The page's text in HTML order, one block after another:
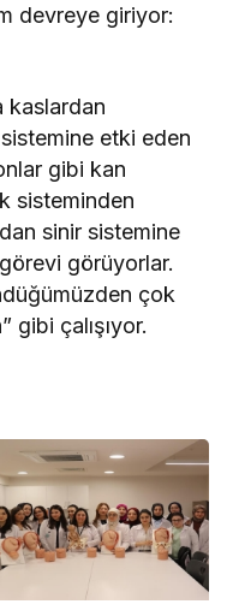
devreye giriyor:
kaslardan
etki eden
gibi kan
sisteminden
sinir sistemine
görüyorlar.
çok
gibi çalışıyor.